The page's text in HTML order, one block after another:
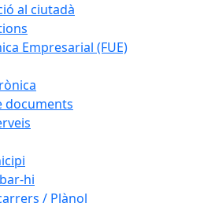
al ciutadà
Empresarial (FUE)
documents
hi
/ Plànol